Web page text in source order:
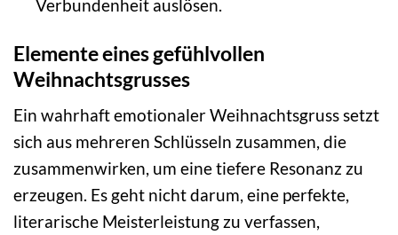
Verbundenheit auslösen.
Elemente eines gefühlvollen
Weihnachtsgrusses
Ein wahrhaft emotionaler Weihnachtsgruss setzt
sich aus mehreren Schlüsseln zusammen, die
zusammenwirken, um eine tiefere Resonanz zu
erzeugen. Es geht nicht darum, eine perfekte,
literarische Meisterleistung zu verfassen,